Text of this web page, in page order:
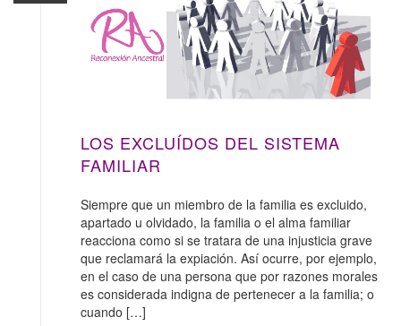
LOS EXCLUÍDOS DEL SISTEMA
FAMILIAR
Siempre que un miembro de la familia es excluido,
apartado u olvidado, la familia o el alma familiar
reacciona como si se tratara de una injusticia grave
que reclamará la expiación. Así ocurre, por ejemplo,
en el caso de una persona que por razones morales
es considerada indigna de pertenecer a la familia; o
cuando […]